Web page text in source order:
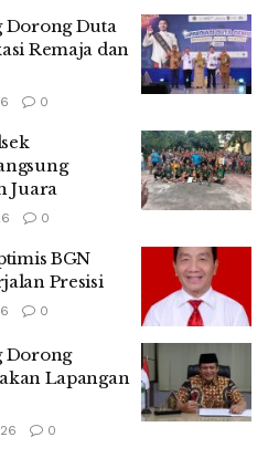
Dorong Duta
Remaja dan
0
Juara
0
BGN
Presisi
0
Dorong
Lapangan
0